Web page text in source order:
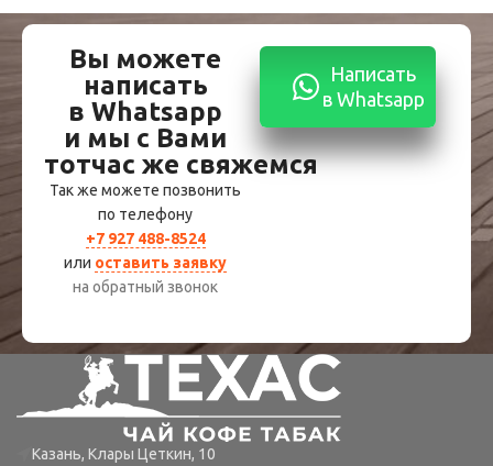
Вы можете
написать
в Whatsapp
и мы с Вами
тотчас же свяжемся
Так же можете позвонить
по телефону
+7 927 488-8524
или оставить заявку
на обратный звонок
Написать
в Whatsapp
Казань, Клары Цеткин, 10